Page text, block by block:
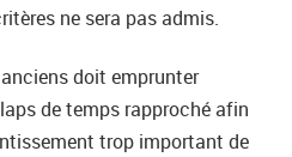
ne sera pas admis.
doit emprunter
de temps rapproché afin
trop important de